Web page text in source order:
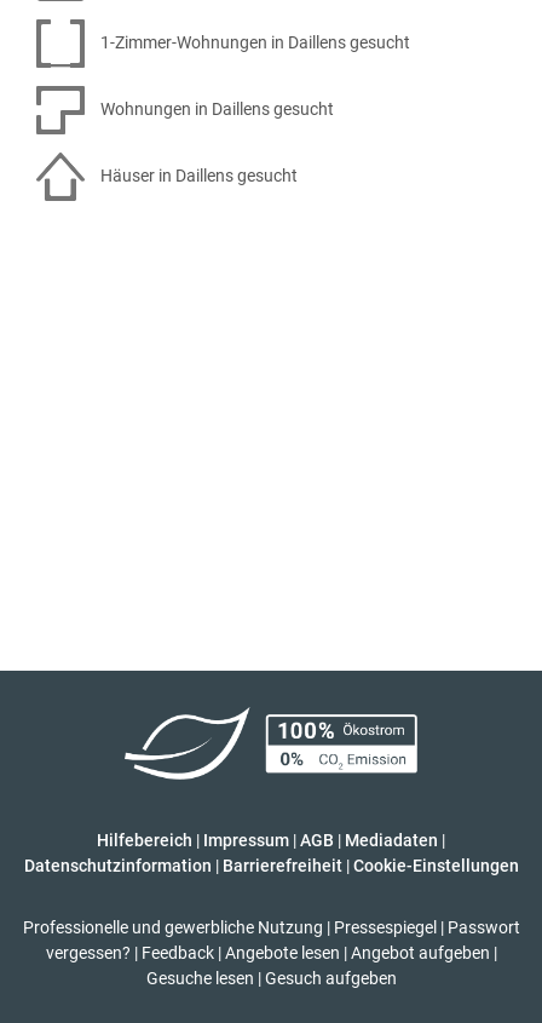
1-Zimmer-Wohnungen in Daillens gesucht
Wohnungen in Daillens gesucht
Häuser in Daillens gesucht
Hilfebereich | Impressum |AGB | Mediadaten |
Datenschutzinformation | Barrierefreiheit | Cookie-Einstellungen
Professionelle und gewerbliche Nutzung | Pressespiegel | Passwort
vergessen? | Feedback | Angebote lesen | Angebot aufgeben |
Gesuche lesen | Gesuch aufgeben